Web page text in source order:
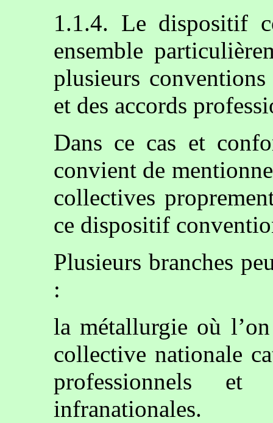
1.1.4. Le dispositif
ensemble
plusieurs
et des accords
Dans ce cas et
convient de
collectives
ce dispositif
Plusieurs branches
:
la métallurgie où
collective nationale
professionnels et
infranationales.